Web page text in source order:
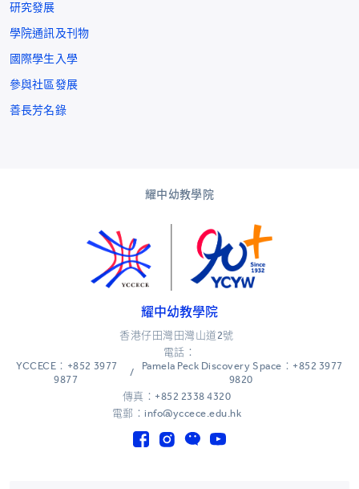
研究發展
學院通訊及刊物
國際學生入學
參與社區發展
善長芳名錄
耀中幼教學院
耀中幼教學院
香港仔田灣田灣山道2號
電話：
YCCECE：+852 3977
9877
/
Pamela Peck Discovery Space：+852 3977
9820
傳真：+852 2338 4320
電郵：info@yccece.edu.hk